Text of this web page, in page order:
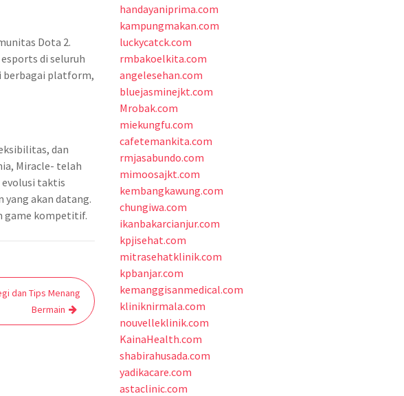
Dota 2.
di seluruh
berbagai platform,
dan
Miracle- telah
evolusi taktis
yang akan datang.
game kompetitif.
dan Tips Menang
Bermain
handayaniprima.com
kampungmakan.com
luckycatck.com
rmbakoelkita.com
angelesehan.com
bluejasminejkt.com
Mrobak.com
miekungfu.com
cafetemankita.com
rmjasabundo.com
mimoosajkt.com
kembangkawung.com
chungiwa.com
ikanbakarcianjur.com
kpjisehat.com
mitrasehatklinik.com
kpbanjar.com
kemanggisanmedical.com
kliniknirmala.com
nouvelleklinik.com
KainaHealth.com
shabirahusada.com
yadikacare.com
astaclinic.com